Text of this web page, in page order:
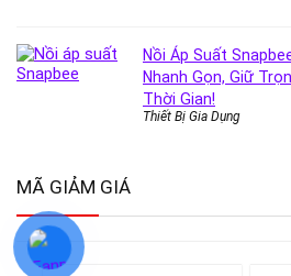
Nồi Áp Suất
Nhanh Gọn, Giữ
Thời Gian!
Thiết Bị Gia Dụng
MÃ GIẢM GIÁ